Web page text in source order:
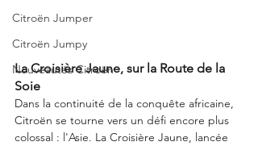
Citroën Jumper
Citroën Jumpy
Nouveautés Citroën
La Croisière Jaune, sur la Route de la
Soie
Dans la continuité de la conquête africaine,
Citroën se tourne vers un défi encore plus
colossal : l'Asie. La Croisière Jaune, lancée